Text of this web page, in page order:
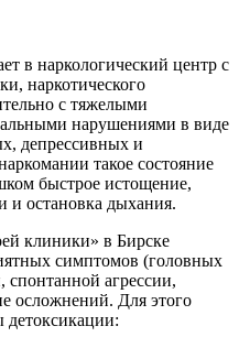
в наркологический центр с
наркотического
с тяжелыми
нарушениями в виде
депрессивных и
такое состояние
быстрое истощение,
и остановка дыхания.
клиники» в Бирске
симптомов (головных
агрессии,
осложнений. Для этого
детоксикации: